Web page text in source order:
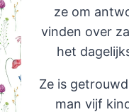
ze om
vinden over
het
Ze is
man vijf